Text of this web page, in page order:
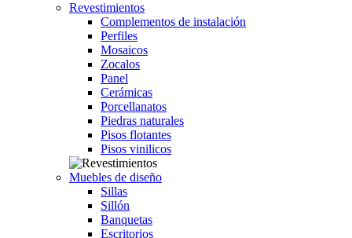
Revestimientos
Complementos de instalación
Perfiles
Mosaicos
Zocalos
Panel
Cerámicas
Porcellanatos
Piedras naturales
Pisos flotantes
Pisos vinilicos
Muebles de diseño
Sillas
Sillón
Banquetas
Escritorios